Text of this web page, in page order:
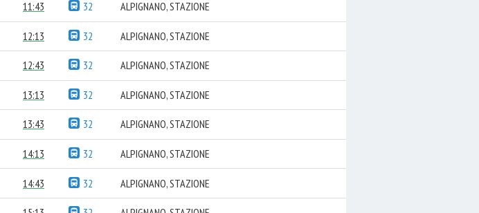
11:43 32 ALPIGNANO, STAZIONE
12:13 32 ALPIGNANO, STAZIONE
12:43 32 ALPIGNANO, STAZIONE
13:13 32 ALPIGNANO, STAZIONE
13:43 32 ALPIGNANO, STAZIONE
14:13 32 ALPIGNANO, STAZIONE
14:43 32 ALPIGNANO, STAZIONE